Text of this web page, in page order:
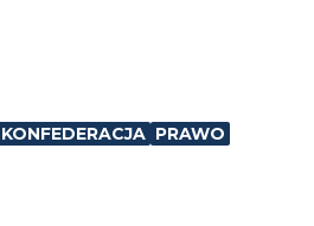
KONFEDERACJA PRAWO